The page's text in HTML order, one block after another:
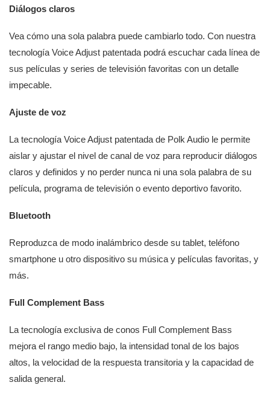
Diálogos claros
Vea cómo una sola palabra puede cambiarlo todo. Con nuestra
tecnología Voice Adjust patentada podrá escuchar cada línea de
sus películas y series de televisión favoritas con un detalle
impecable.
Ajuste de voz
La tecnología Voice Adjust patentada de Polk Audio le permite
aislar y ajustar el nivel de canal de voz para reproducir diálogos
claros y definidos y no perder nunca ni una sola palabra de su
película, programa de televisión o evento deportivo favorito.
Bluetooth
Reproduzca de modo inalámbrico desde su tablet, teléfono
smartphone u otro dispositivo su música y películas favoritas, y
más.
Full Complement Bass
La tecnología exclusiva de conos Full Complement Bass
mejora el rango medio bajo, la intensidad tonal de los bajos
altos, la velocidad de la respuesta transitoria y la capacidad de
salida general.